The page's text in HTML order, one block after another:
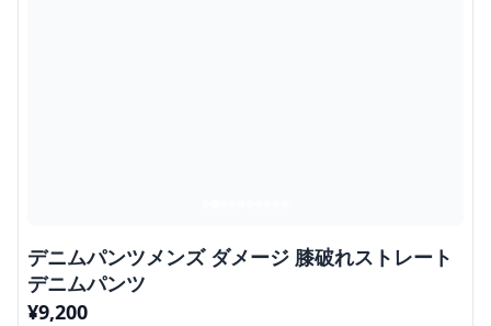
デニムパンツメンズ ダメージ 膝破れストレート
デニムパンツ
¥9,200